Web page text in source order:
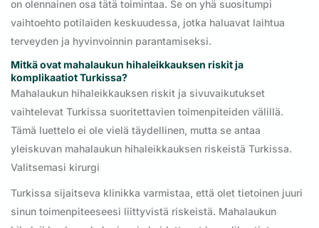
on olennainen osa tätä toimintaa. Se on yhä suositumpi
vaihtoehto potilaiden keskuudessa, jotka haluavat laihtua
terveyden ja hyvinvoinnin parantamiseksi.
Mitkä ovat mahalaukun hihaleikkauksen riskit ja
komplikaatiot Turkissa?
Mahalaukun hihaleikkauksen riskit ja sivuvaikutukset
vaihtelevat Turkissa suoritettavien toimenpiteiden välillä.
Tämä luettelo ei ole vielä täydellinen, mutta se antaa
yleiskuvan mahalaukun hihaleikkauksen riskeistä Turkissa.
Valitsemasi kirurgi
Turkissa sijaitseva klinikka varmistaa, että olet tietoinen juuri
sinun toimenpiteeseesi liittyvistä riskeistä. Mahalaukun